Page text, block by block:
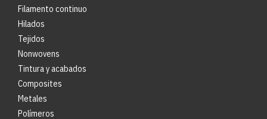
Filamento continuo
Hilados
Tejidos
Nonwovens
Tintura y acabados
Composites
Metales
Polímeros